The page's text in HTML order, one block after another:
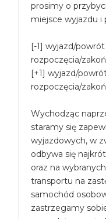
prosimy o
miejsce wyjazdu
[-1] wyjazd/
rozpoczęcia/
[+1] wyjazd/
rozpoczęcia/
Wychodząc
staramy się
wyjazdowych, w
odbywa się
oraz na
transportu na
samochód
zastrzegamy